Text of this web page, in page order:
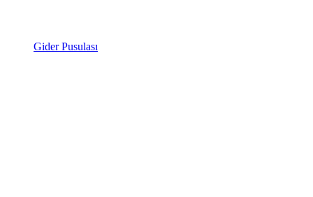
Gider Pusulası